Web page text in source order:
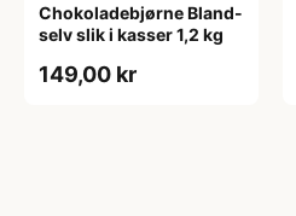
Chokoladebjørne Bland-
selv slik i kasser 1,2 kg
149,00 kr